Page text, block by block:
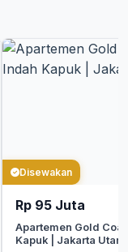
Disewakan
Rp 95 Juta
Apartemen Gold
Kapuk | Jakarta Utara